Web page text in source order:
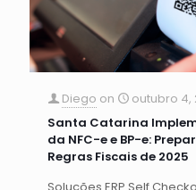
Diego on
outubro 4,
Santa Catarina
da NFC-e e BP-e:
Regras Fiscais de 2025